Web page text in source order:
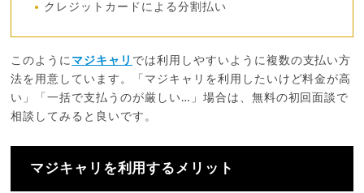
クレジットカードによる分割払い
このように マジキャリ では利用しやすいように複数の支払い方
法を用意しています。「マジキャリを利用したいけど料金が高
い」「一括で支払うのが厳しい…」場合は、無料の初回面談で
相談してみると良いです。
マジキャリを利用するメリット